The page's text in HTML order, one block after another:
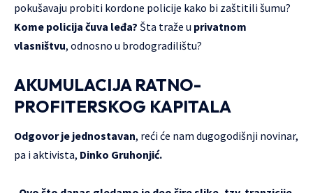
pokušavaju probiti kordone policije kako bi zaštitili šumu?
Kome policija čuva leđa? Šta traže u privatnom
vlasništvu, odnosno u brodogradilištu?
AKUMULACIJA RATNO-
PROFITERSKOG KAPITALA
Odgovor je jednostavan, reći će nam dugogodišnji novinar,
pa i aktivista, Dinko Gruhonjić.